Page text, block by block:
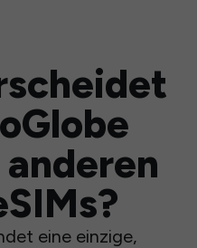
eine einzige,